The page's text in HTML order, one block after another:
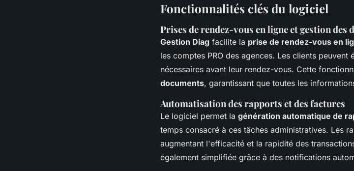
Fonctionnalités clés du logiciel
Prises de rendez-vous en ligne et gestion des
Gestion Diag facilite la prise de rendez-vous en
les comptes PRO des agences. Les clients
nécessaires avant leur rendez-vous. Cette
documents, garantissant que toutes les
Automatisation des rapports et des factures
Le logiciel permet la génération automatique de
temps consacré à ces tâches administratives. Les
augmentant l'efficacité et la rapidité des
également simplifiée grâce à des notifications